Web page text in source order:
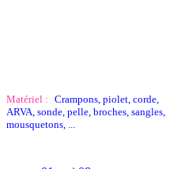
Matériel : Crampons, piolet, corde,
ARVA, sonde, pelle, broches, sangles,
mousquetons, ...